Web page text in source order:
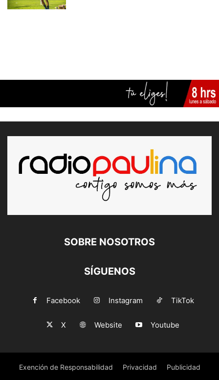
SOBRE NOSOTROS
SÍGUENOS
Facebook Instagram TikTok
X Website Youtube
Exención de Responsabilidad Privacidad Publicidad